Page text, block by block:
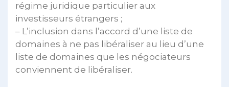
régime juridique particulier aux
investisseurs étrangers ;
– L’inclusion dans l’accord d’une liste de
domaines à ne pas libéraliser au lieu d’une
liste de domaines que les négociateurs
conviennent de libéraliser.